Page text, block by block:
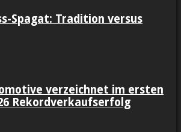
Spagat: Tradition versus
verzeichnet im ersten
Rekordverkaufserfolg